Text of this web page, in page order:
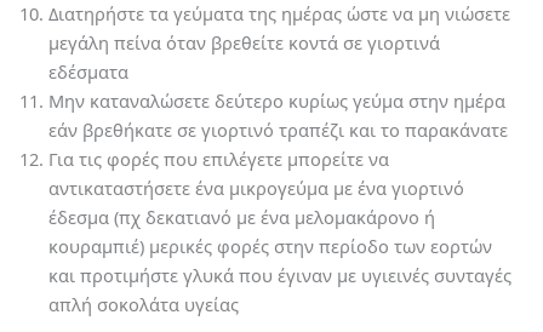
Διατηρήστε τα γεύματα της ημέρας ώστε να μη νιώσετε
μεγάλη πείνα όταν βρεθείτε κοντά σε γιορτινά
εδέσματα
Μην καταναλώσετε δεύτερο κυρίως γεύμα στην ημέρα
εάν βρεθήκατε σε γιορτινό τραπέζι και το παρακάνατε
Για τις φορές που επιλέγετε μπορείτε να
αντικαταστήσετε ένα μικρογεύμα με ένα γιορτινό
έδεσμα (πχ δεκατιανό με ένα μελομακάρονο ή
κουραμπιέ) μερικές φορές στην περίοδο των εορτών
και προτιμήστε γλυκά που έγιναν με υγιεινές συνταγές
απλή σοκολάτα υγείας